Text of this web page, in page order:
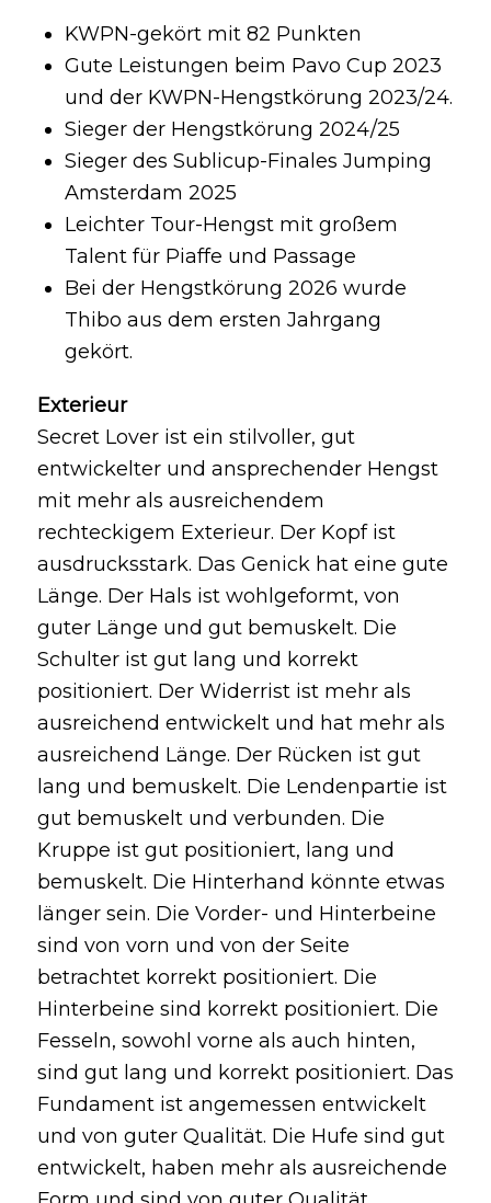
KWPN-gekört mit 82 Punkten
Gute Leistungen beim Pavo Cup 2023
und der KWPN-Hengstkörung 2023/24.
Sieger der Hengstkörung 2024/25
Sieger des Sublicup-Finales Jumping
Amsterdam 2025
Leichter Tour-Hengst mit großem
Talent für Piaffe und Passage
Bei der Hengstkörung 2026 wurde
Thibo aus dem ersten Jahrgang
gekört.
Exterieur
Secret Lover ist ein stilvoller, gut
entwickelter und ansprechender Hengst
mit mehr als ausreichendem
rechteckigem Exterieur. Der Kopf ist
ausdrucksstark. Das Genick hat eine gute
Länge. Der Hals ist wohlgeformt, von
guter Länge und gut bemuskelt. Die
Schulter ist gut lang und korrekt
positioniert. Der Widerrist ist mehr als
ausreichend entwickelt und hat mehr als
ausreichend Länge. Der Rücken ist gut
lang und bemuskelt. Die Lendenpartie ist
gut bemuskelt und verbunden. Die
Kruppe ist gut positioniert, lang und
bemuskelt. Die Hinterhand könnte etwas
länger sein. Die Vorder- und Hinterbeine
sind von vorn und von der Seite
betrachtet korrekt positioniert. Die
Hinterbeine sind korrekt positioniert. Die
Fesseln, sowohl vorne als auch hinten,
sind gut lang und korrekt positioniert. Das
Fundament ist angemessen entwickelt
und von guter Qualität. Die Hufe sind gut
entwickelt, haben mehr als ausreichende